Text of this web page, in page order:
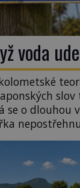
voda
slov
se o dlouhou
i 300
maximálně
obávat i v